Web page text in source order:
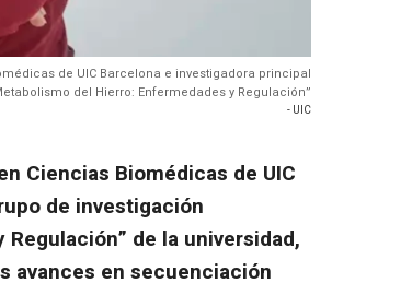
de UIC Barcelona e investigadora principal
del Hierro: Enfermedades y Regulación”
- UIC
Ciencias Biomédicas de UIC
de investigación
de la universidad,
avances en secuenciación